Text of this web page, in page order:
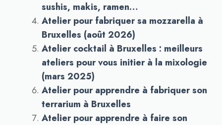
sushis, makis, ramen…
Atelier pour fabriquer sa mozzarella à
Bruxelles (août 2026)
Atelier cocktail à Bruxelles : meilleurs
ateliers pour vous initier à la mixologie
(mars 2025)
Atelier pour apprendre à fabriquer son
terrarium à Bruxelles
Atelier pour apprendre à faire son